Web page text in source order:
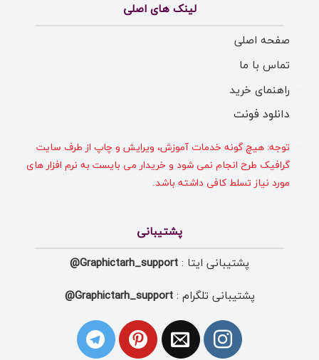
لینک های اصلی
صفحه اصلی
تماس با ما
راهنمای خرید
دانلود فونت
توجه: هیچ گونه خدمات آموزش، ویرایش و چاپ از طرف سایت
گرافیک طرح انجام نمی شود و خریدار می بایست به نرم افزار های
مورد نیاز تسلط کافی داشته باشد.
پشتیبانی
پشتیبانی ایتا : Graphictarh_support@
پشتیبانی تلگرام :Graphictarh_support@